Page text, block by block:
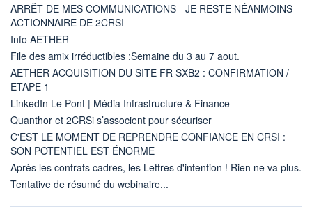
ARRÊT DE MES COMMUNICATIONS - JE RESTE NÉANMOINS
ACTIONNAIRE DE 2CRSI
Info AETHER
File des amix irréductibles :Semaine du 3 au 7 aout.
AETHER ACQUISITION DU SITE FR SXB2 : CONFIRMATION /
ETAPE 1
LinkedIn Le Pont | Média Infrastructure & Finance
Quanthor et 2CRSi s’associent pour sécuriser
C'EST LE MOMENT DE REPRENDRE CONFIANCE EN CRSI :
SON POTENTIEL EST ÉNORME
Après les contrats cadres, les Lettres d'intention ! Rien ne va plus.
Tentative de résumé du webinaire...